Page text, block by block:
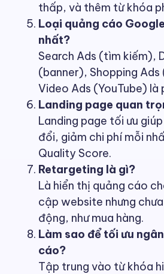
thấp, và thêm từ khóa
Loại quảng cáo
nhất?
Search Ads (tìm kiếm),
(banner), Shopping
Video Ads (YouTube) là
Landing page quan
Landing page tối ưu
đổi, giảm chi phí mỗi
Quality Score.
Retargeting là gì?
Là hiển thị quảng cáo
cập website nhưng
động, như mua hàng.
Làm sao để tối ưu
cáo?
Tập trung vào từ khóa